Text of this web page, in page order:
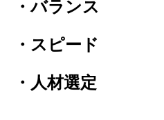
・バランス
・スピード
・人材選定